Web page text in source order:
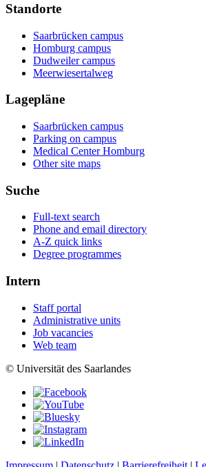
Standorte
Saarbrücken campus
Homburg campus
Dudweiler campus
Meerwiesertalweg
Lagepläne
Saarbrücken campus
Parking on campus
Medical Center Homburg
Other site maps
Suche
Full-text search
Phone and email directory
A-Z quick links
Degree programmes
Intern
Staff portal
Administrative units
Job vacancies
Web team
© Universität des Saarlandes